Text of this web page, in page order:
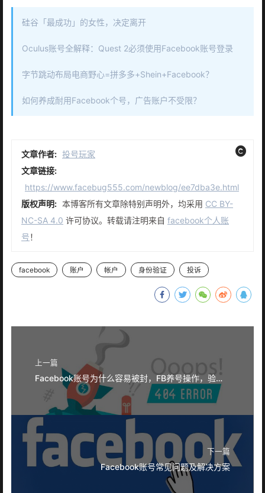
硅谷「最成功」的女性，决定离开
Oculus账号全解释：Quest 2必须使用Facebook账号登录
字节跳动布局电商野心=拼多多+Shein+Facebook？
如何养成耐用Facebook个号，广告账户不受限？
文章作者: 投号玩家
文章链接:
https://www.facebug555.com/newblog/ee7dba3e.html
版权声明: 本博客所有文章除特别声明外，均采用 CC BY-
NC-SA 4.0 许可协议。转载请注明来自 facebook个人账
号！
facebook 账户 帐户 身份验证 投诉
上一篇
Facebook账号为什么容易被封，FB养号操作，验证账号什么意思？
下一篇
Facebook账号常见问题及解决方案